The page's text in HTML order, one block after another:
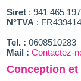
Siret : 941 465
N°TVA :
Tel. : 0608510283
Mail : Contactez-
Conception et